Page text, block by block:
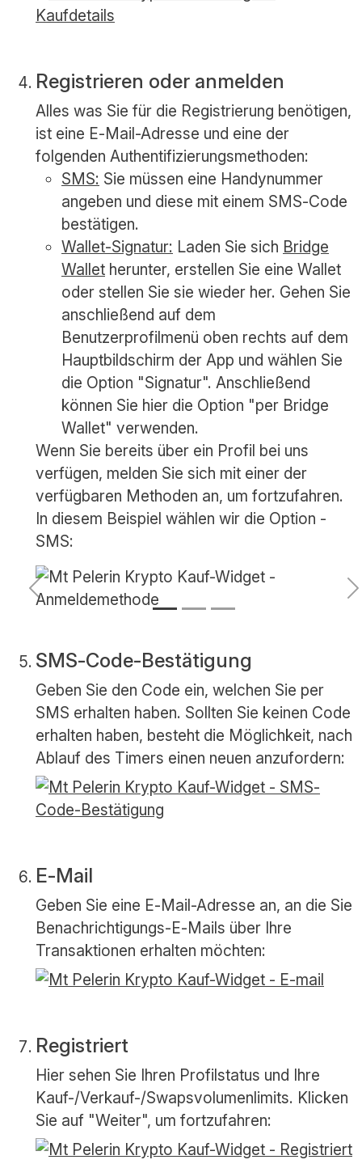
Registrieren oder anmelden
Alles was Sie für die Registrierung benötigen,
ist eine E-Mail-Adresse und eine der
folgenden Authentifizierungsmethoden:
SMS: Sie müssen eine Handynummer
angeben und diese mit einem SMS-Code
bestätigen.
Wallet-Signatur: Laden Sie sich Bridge
Wallet herunter, erstellen Sie eine Wallet
oder stellen Sie sie wieder her. Gehen Sie
anschließend auf dem
Benutzerprofilmenü oben rechts auf dem
Hauptbildschirm der App und wählen Sie
die Option "Signatur". Anschließend
können Sie hier die Option "per Bridge
Wallet" verwenden.
Wenn Sie bereits über ein Profil bei uns
verfügen, melden Sie sich mit einer der
verfügbaren Methoden an, um fortzufahren.
In diesem Beispiel wählen wir die Option -
SMS:
Vorherige
SMS-Code-Bestätigung
Geben Sie den Code ein, welchen Sie per
SMS erhalten haben. Sollten Sie keinen Code
erhalten haben, besteht die Möglichkeit, nach
Ablauf des Timers einen neuen anzufordern:
E-Mail
Geben Sie eine E-Mail-Adresse an, an die Sie
Benachrichtigungs-E-Mails über Ihre
Transaktionen erhalten möchten:
Registriert
Hier sehen Sie Ihren Profilstatus und Ihre
Kauf-/Verkauf-/Swapsvolumenlimits. Klicken
Sie auf "Weiter", um fortzufahren: